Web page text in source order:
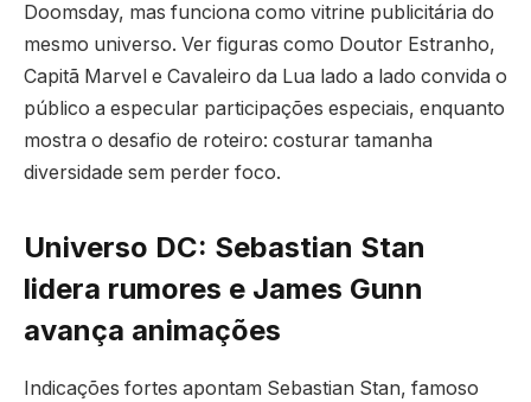
Doomsday, mas funciona como vitrine publicitária do
mesmo universo. Ver figuras como Doutor Estranho,
Capitã Marvel e Cavaleiro da Lua lado a lado convida o
público a especular participações especiais, enquanto
mostra o desafio de roteiro: costurar tamanha
diversidade sem perder foco.
Universo DC: Sebastian Stan
lidera rumores e James Gunn
avança animações
Indicações fortes apontam Sebastian Stan, famoso